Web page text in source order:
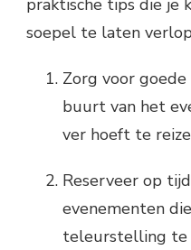
praktische tips die je
soepel te laten
Zorg voor
buurt van het
ver hoeft te
Reserveer op
evenementen
teleurstelling te